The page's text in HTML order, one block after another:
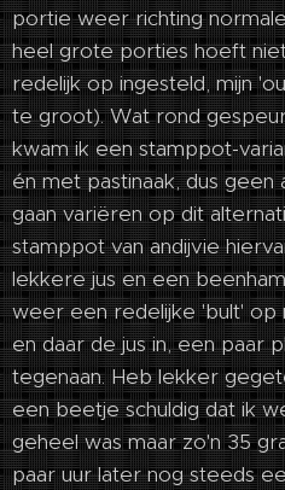
portie weer richting
heel grote porties hoeft
redelijk op ingesteld, mijn
te groot). Wat rond
kwam ik een stamppot-
én met pastinaak, dus
gaan variëren op dit
stamppot van andijvie
lekkere jus en een
weer een redelijke 'bult' op
en daar de jus in, een paar
tegenaan. Heb lekker
een beetje schuldig dat ik
geheel was maar zo'n 35
paar uur later nog steeds